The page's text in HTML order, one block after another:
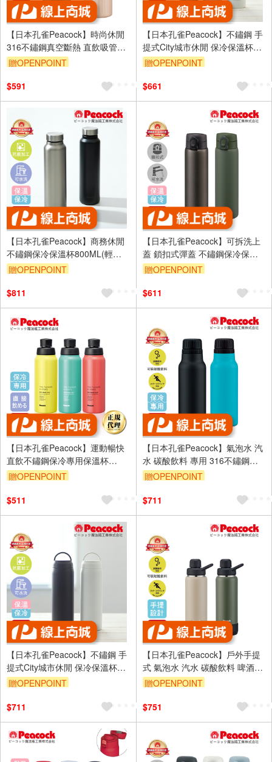
【日本孔雀Peacock】時尚休閒
316不鏽鋼真空斷熱 直飲吸管保
溫杯450ML-任選色
贈OPENPOINT
$591
【日本孔雀Peacock】不鏽鋼 手
提式City城市休閒 保冷保溫杯
480ML(提把設計)-任選色
贈OPENPOINT
$661
【日本孔雀Peacock】商務休閒
不鏽鋼保冷保溫杯800ML(輕量
化設計)-任選色
贈OPENPOINT
$811
【日本孔雀Peacock】可拆洗上
蓋 鎖扣式彈蓋 不鏽鋼保冷保溫
杯 500ML(直飲口設計)
贈OPENPOINT
$611
【日本孔雀Peacock】運動暢快
直飲不鏽鋼保冷專用保溫杯
600ML(直飲口設計)-任選色
贈OPENPOINT
$511
【日本孔雀Peacock】氣泡水 汽
水 碳酸飲料 專用 316不鏽鋼保
溫杯600ML-任選色(抗菌加工)
贈OPENPOINT
$711
【日本孔雀Peacock】不鏽鋼 手
提式City城市休閒 保冷保溫杯
600ML(提把設計)-任選色
贈OPENPOINT
$711
【日本孔雀Peacock】戶外手提
式 氣泡水 汽水 碳酸飲料 啤酒杯
316不鏽鋼保溫杯700ML(防撞底
贈OPENPOINT
$751